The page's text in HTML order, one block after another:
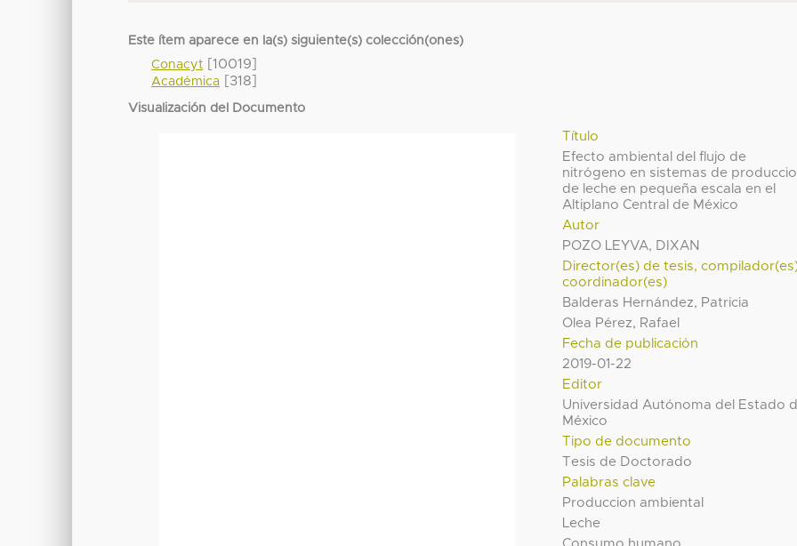
Este ítem aparece en la(s) siguiente(s) colección(ones)
Conacyt [10019]
Académica [318]
Visualización del Documento
Título
Efecto ambiental del flujo de
nitrógeno en sistemas de
de leche en pequeña escala en el
Altiplano Central de México
Autor
POZO LEYVA, DIXAN
Director(es) de tesis,
coordinador(es)
Balderas Hernández, Patricia
Olea Pérez, Rafael
Fecha de publicación
2019-01-22
Editor
Universidad Autónoma del Estado
México
Tipo de documento
Tesis de Doctorado
Palabras clave
Produccion ambiental
Leche